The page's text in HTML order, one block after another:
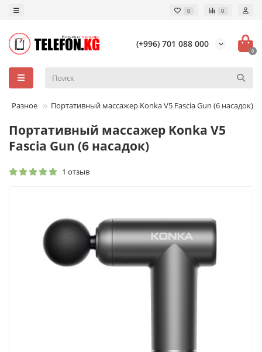
0 0
(+996) 701 088 000
0
Разное Портативный массажер Konka V5 Fascia Gun (6 насадок)
Портативный массажер Konka V5
Fascia Gun (6 насадок)
1 отзыв